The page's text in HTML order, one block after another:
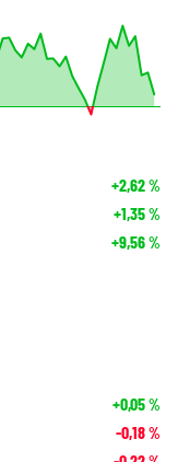
+2,62%
+1,35%
+9,56%
+0,05%
-0,18%